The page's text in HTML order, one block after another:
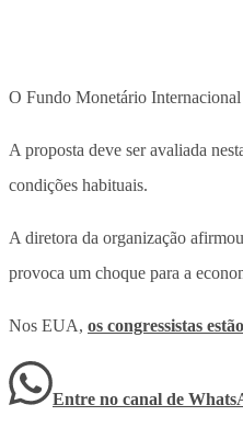
O Fundo Monetário
A proposta deve ser avaliada
condições habituais.
A diretora da organização
provoca um choque para a
Nos EUA, os congressistas
Entre no canal de